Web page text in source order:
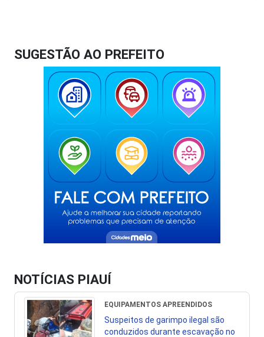
SUGESTÃO AO PREFEITO
NOTÍCIAS PIAUÍ
EQUIPAMENTOS APREENDIDOS
Suspeitos de garimpo ilegal são
conduzidos durante escavação no